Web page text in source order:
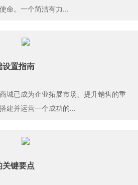
命。一个简洁有力...
设置指南
城已成为企业拓展市场、提升销售的重
建并运营一个成功的...
键要点